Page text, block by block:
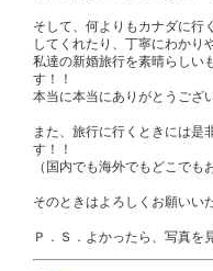
そして、何よりもカナダに行
してくれたり、丁寧にわかり
私達の新婚旅行を素晴らしい
す！！
本当に本当にありがとうござ
また、旅行に行くときには是
す！！
（国内でも海外でもどこでも
そのときはよろしくお願いい
Ｐ．Ｓ．よかったら、写真を